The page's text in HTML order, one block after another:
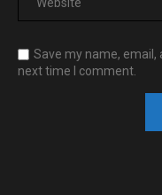
Save my name,
next time I comment.